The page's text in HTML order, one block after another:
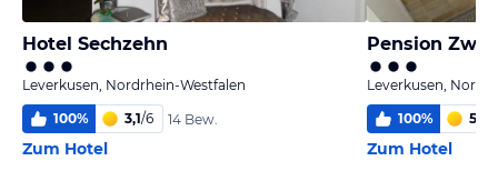
Hotel Sechzehn
Leverkusen, Nordrhein-Westfalen
100% 3,1/6 14 Bew.
Zum Hotel
Pension Zwei
Leverkusen,
100% 5,0
Zum Hotel